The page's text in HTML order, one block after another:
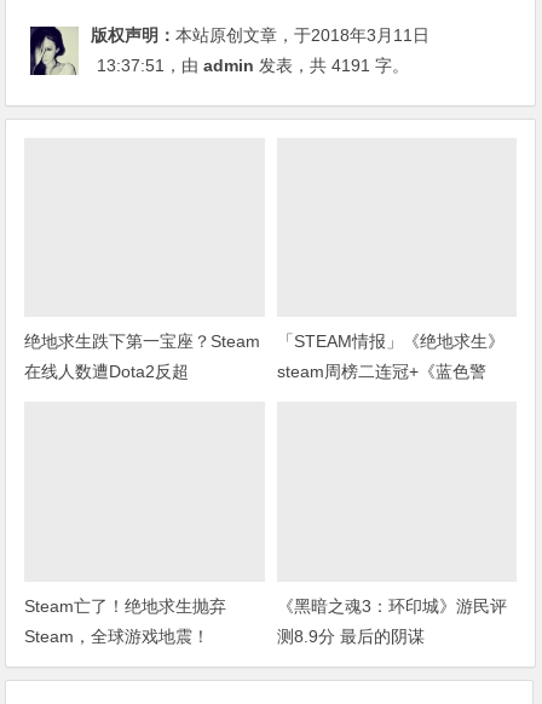
版权声明：本站原创文章，于2018年3月11日
13:37:51 ，由admin 发表，共 4191 字。
绝地求生跌下第一宝座？Steam
在线人数遭Dota2反超
「STEAM情报」《绝地求生》
steam周榜二连冠+《蓝色警
Steam亡了！绝地求生抛弃
Steam，全球游戏地震！
《黑暗之魂3：环印城》游民评
测8.9分 最后的阴谋